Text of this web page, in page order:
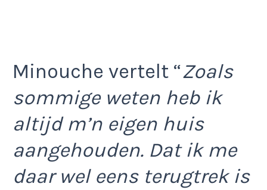
Minouche vertelt “Zoals
sommige weten heb ik
altijd m’n eigen huis
aangehouden. Dat ik me
daar wel eens terugtrek is